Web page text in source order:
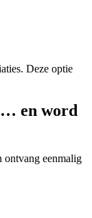
Deze optie
en word
eenmalig